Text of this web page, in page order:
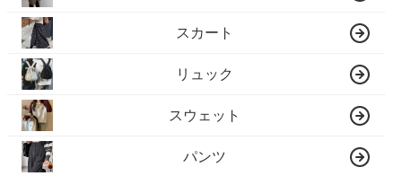
スカート
リュック
スウェット
パンツ